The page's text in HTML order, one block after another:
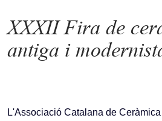
XXXII Fira de
antiga i
L'Associació Catalana de